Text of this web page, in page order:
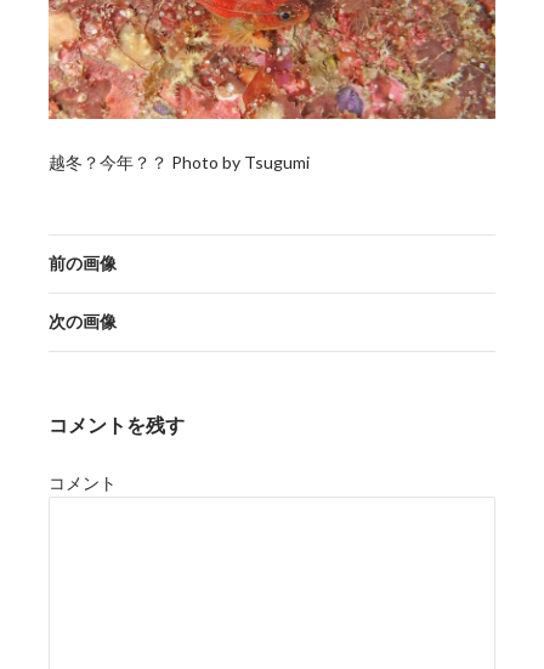
越冬？今年？？ Photo by Tsugumi
前の画像
次の画像
コメントを残す
コメント